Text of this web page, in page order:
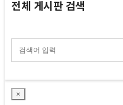
전체 게시판 검색
×